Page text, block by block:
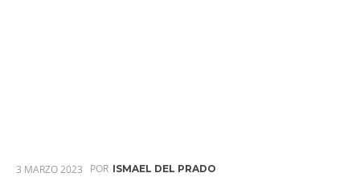
3 MARZO 2023 POR ISMAEL DEL PRADO